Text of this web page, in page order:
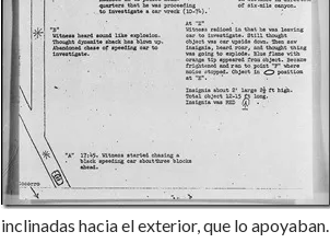
inclinadas hacia el exterior, que lo apoyaban.